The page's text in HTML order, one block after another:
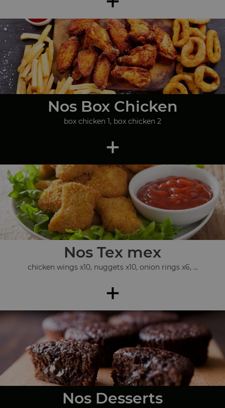
Nos Box Chicken
box chicken 1, box chicken 2
+
Nos Tex mex
chicken wings x10, nuggets x10, onion rings x6, ...
+
Nos Desserts